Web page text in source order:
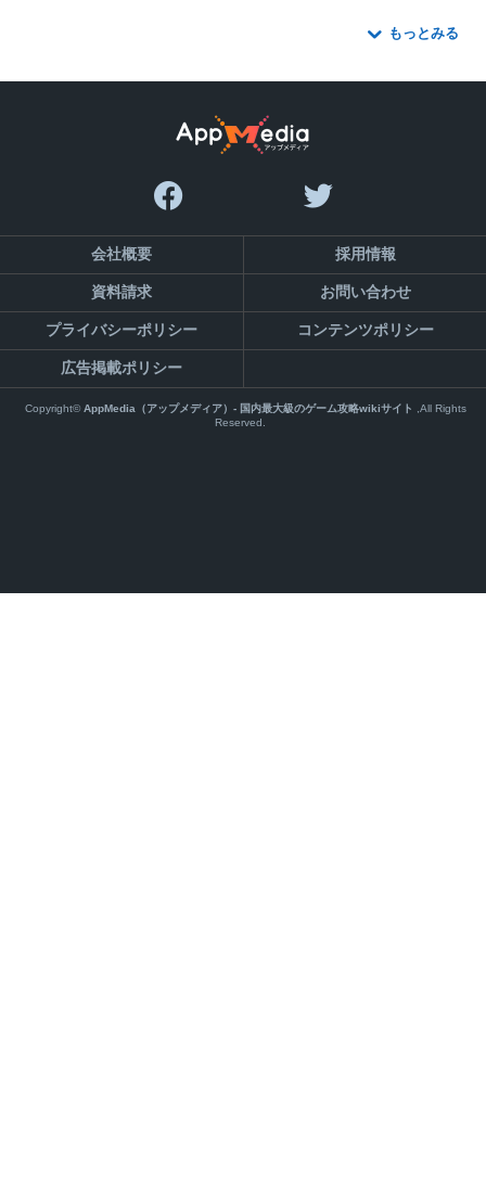
もっとみる
会社概要 採用情報
資料請求 お問い合わせ
プライバシーポリシー コンテンツポリシー
広告掲載ポリシー
Copyright©AppMedia（アップメディア）- 国内最大級のゲーム攻略wikiサイト
,All Rights
Reserved.